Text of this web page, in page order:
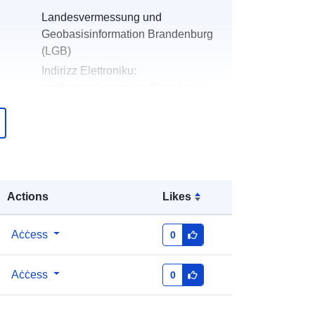
Actions Likes
Aċċess 0
Aċċess 0
Landesvermessung und
Geobasisinformation Brandenburg
(LGB)
Indirizz Elettroniku:
August 2026
Koordinati: